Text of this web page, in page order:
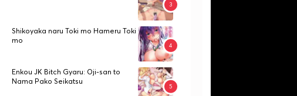
Shikoyaka naru Toki mo Hameru Toki
mo
Enkou JK Bitch Gyaru: Oji-san to
Nama Pako Seikatsu